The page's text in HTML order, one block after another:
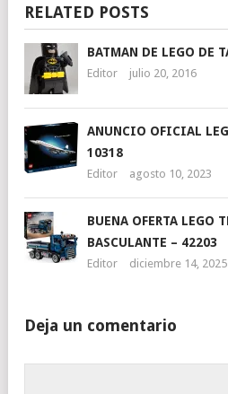
RELATED POSTS
BATMAN DE LEGO DE
Editor julio 20, 2016
ANUNCIO OFICIAL
10318
Editor agosto 10, 2023
BUENA OFERTA LEGO
BASCULANTE – 42203
Editor diciembre 14, 2025
Deja un comentario